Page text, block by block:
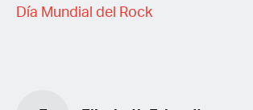
Día Mundial del Rock